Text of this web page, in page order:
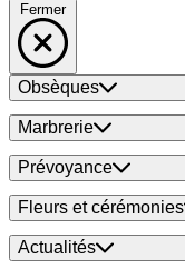
Fermer
Obsèques
Marbrerie
Prévoyance
Fleurs et cérémonies
Actualités